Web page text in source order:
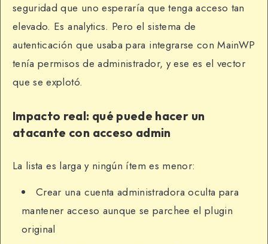
seguridad que uno esperaría que tenga acceso tan
elevado. Es analytics. Pero el sistema de
autenticación que usaba para integrarse con MainWP
tenía permisos de administrador, y ese es el vector
que se explotó.
Impacto real: qué puede hacer un
atacante con acceso admin
La lista es larga y ningún ítem es menor:
Crear una cuenta administradora oculta para
mantener acceso aunque se parchee el plugin
original